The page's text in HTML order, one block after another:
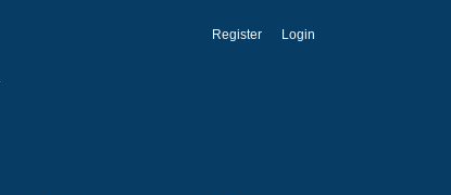
Register Login